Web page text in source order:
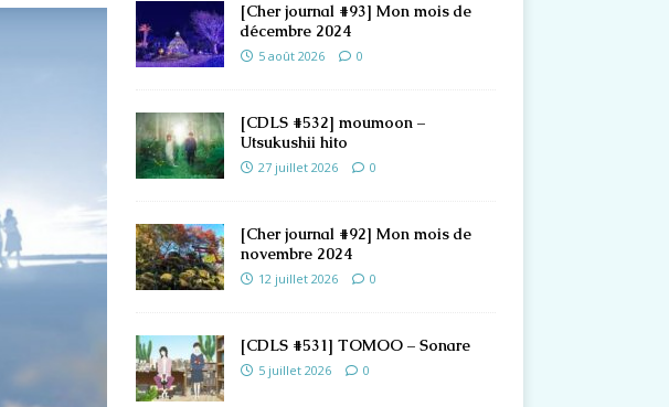
[Cher journal #93] Mon mois de
décembre 2024
5 août 2026 0
[CDLS #532] moumoon –
Utsukushii hito
27 juillet 2026 0
[Cher journal #92] Mon mois de
novembre 2024
12 juillet 2026 0
[CDLS #531] TOMOO – Sonare
5 juillet 2026 0